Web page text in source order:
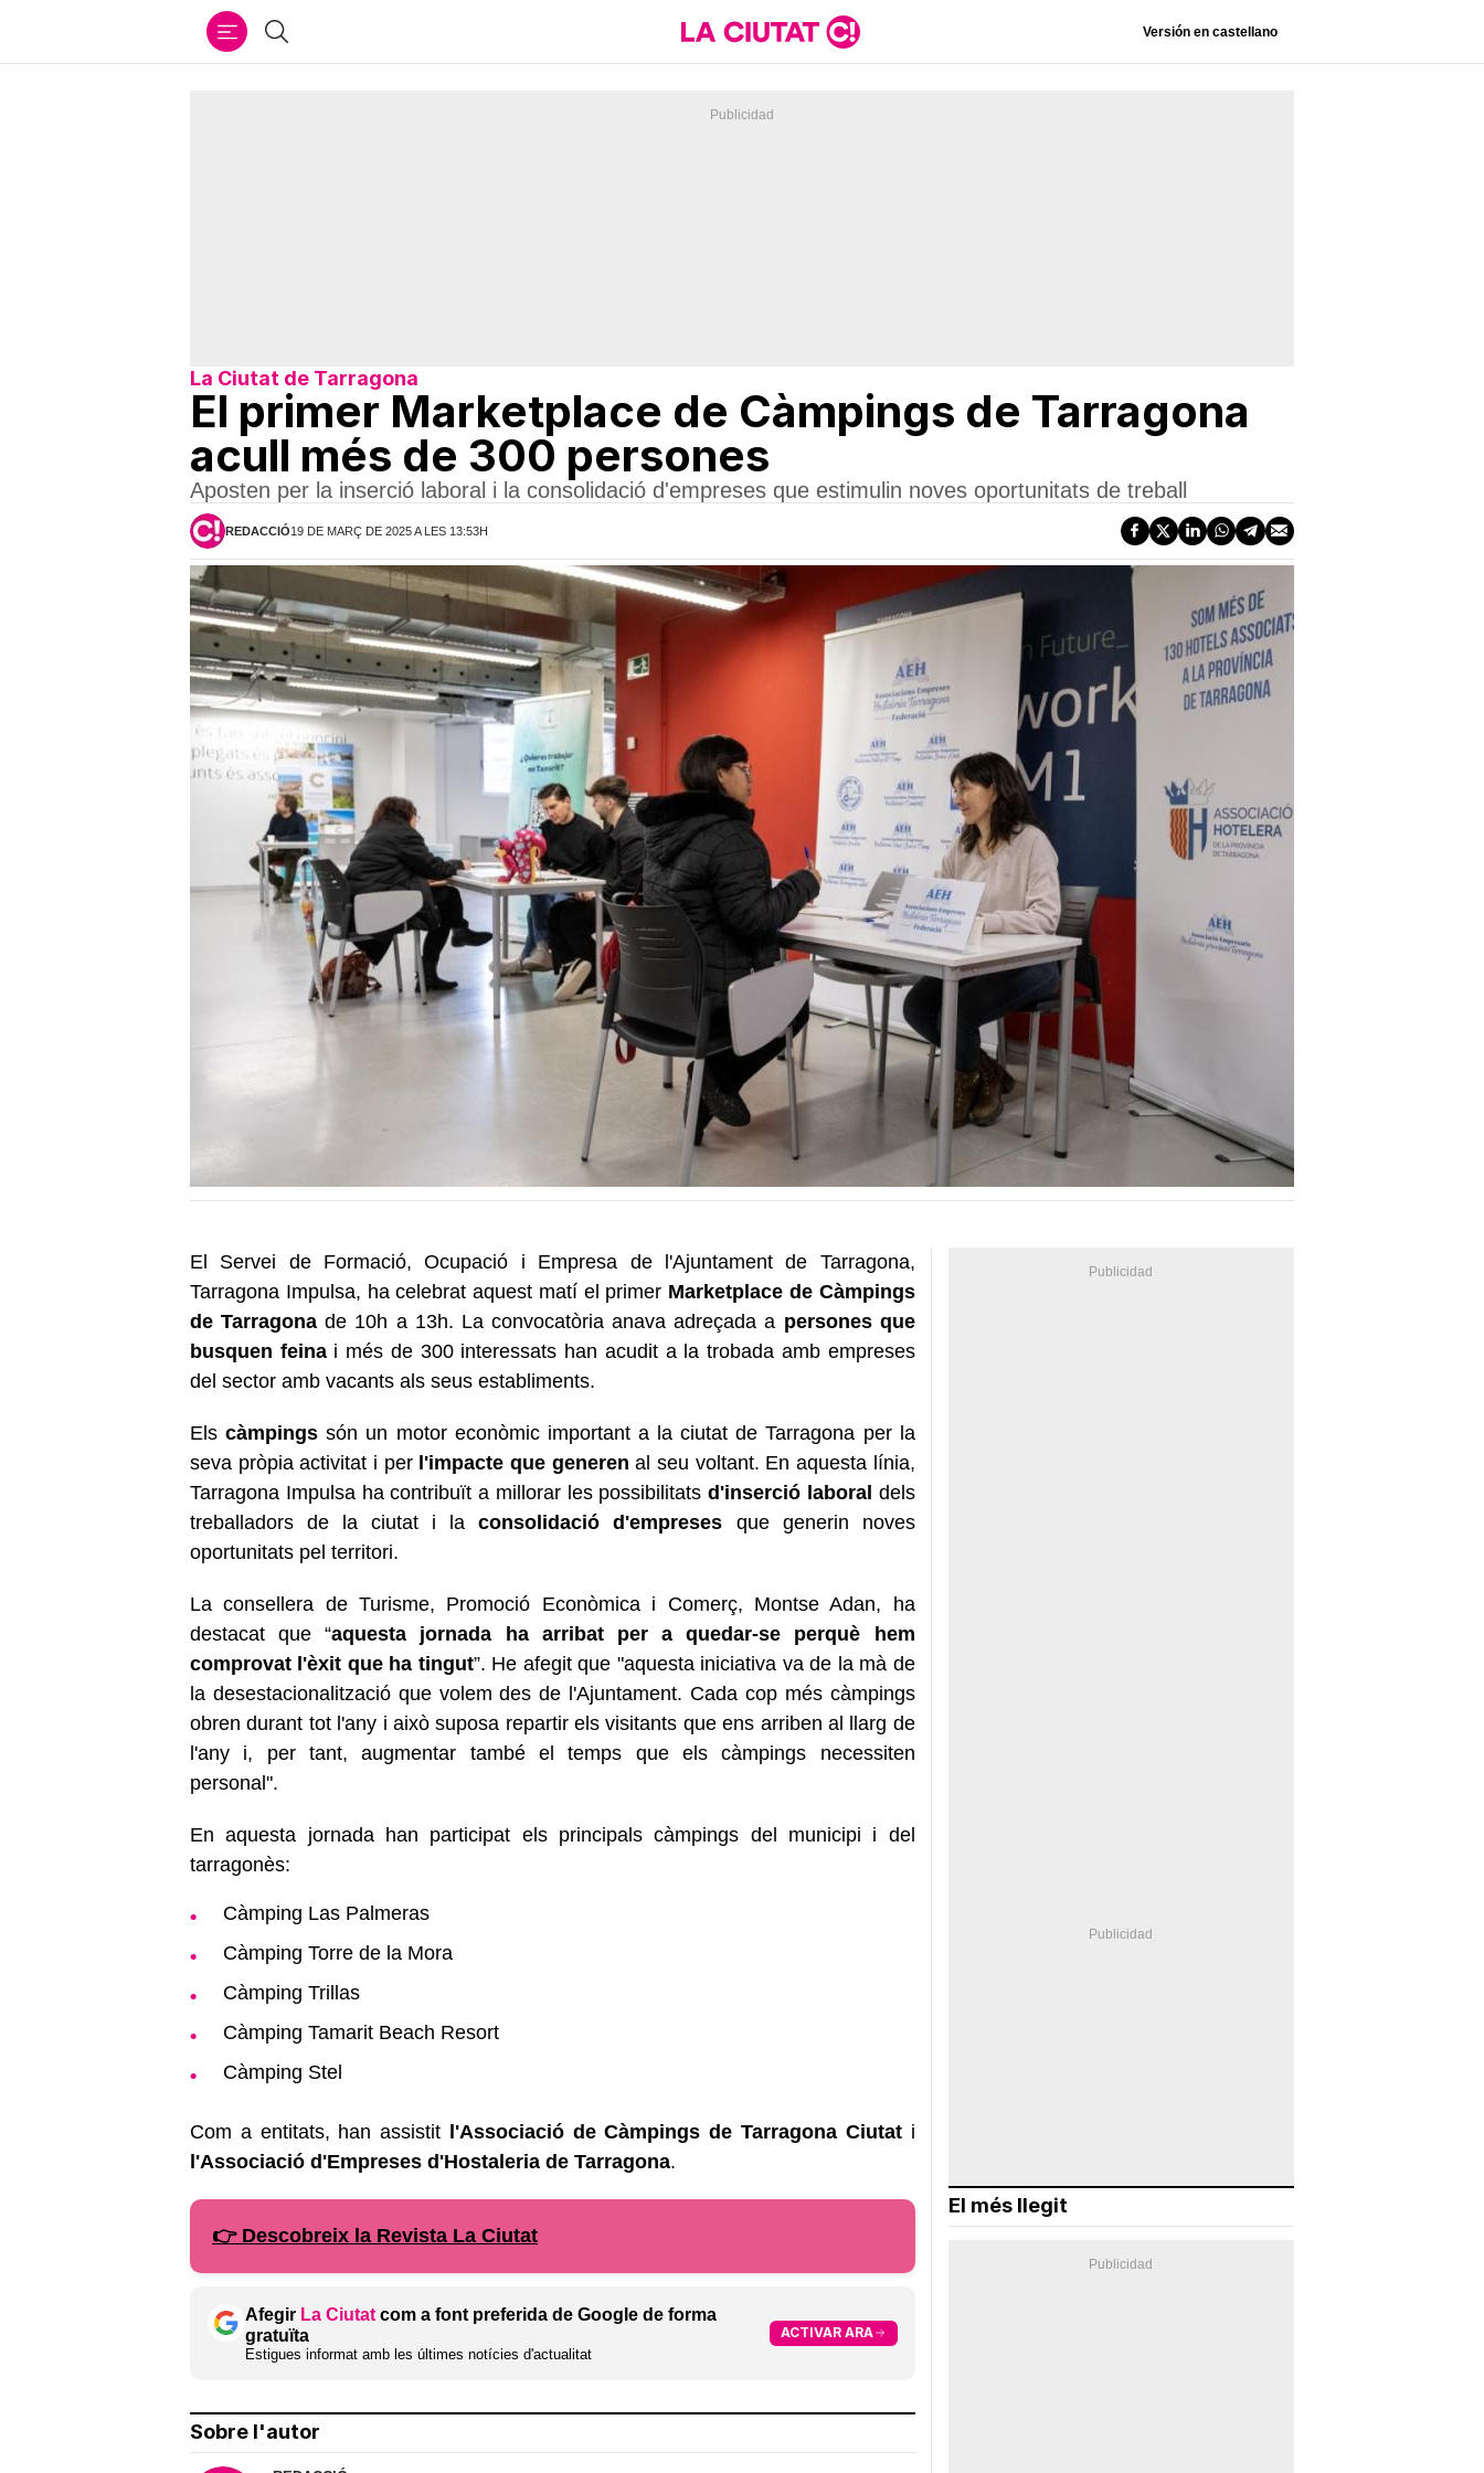
Cercar Versión en castellano
La Ciutat de Tarragona
El primer Marketplace de Càmpings de Tarragona
acull més de 300 persones
Aposten per la inserció laboral i la consolidació d'empreses que estimulin noves oportunitats de treball
REDACCIÓ19 DE MARÇ DE 2025 A LES 13:53H
El Servei de Formació, Ocupació i Empresa de l'Ajuntament de Tarragona,
Tarragona Impulsa, ha celebrat aquest matí el primer Marketplace de Càmpings
de Tarragona de 10h a 13h. La convocatòria anava adreçada a persones que
busquen feinai més de 300 interessats han acudit a la trobada amb empreses
del sector amb vacants als seus establiments.
Elscàmpings són un motor econòmic important a la ciutat de Tarragona per la
seva pròpia activitat i perl'impacte que generen al seu voltant. En aquesta línia,
Tarragona Impulsa ha contribuït a millorar les possibilitatsd'inserció laboral dels
treballadors de la ciutat i la consolidació d'empreses que generin noves
oportunitats pel territori.
La consellera de Turisme, Promoció Econòmica i Comerç, Montse Adan, ha
destacat que “aquesta jornada ha arribat per a quedar-se perquè hem
comprovat l'èxit que ha tingut”. He afegit que "aquesta iniciativa va de la mà de
la desestacionalització que volem des de l'Ajuntament. Cada cop més càmpings
obren durant tot l'any i això suposa repartir els visitants que ens arriben al llarg de
l'any i, per tant, augmentar també el temps que els càmpings necessiten
personal".
En aquesta jornada han participat els principals càmpings del municipi i del
tarragonès:
Càmping Las Palmeras
Càmping Torre de la Mora
Càmping Trillas
Càmping Tamarit Beach Resort
Càmping Stel
Com a entitats, han assistit l'Associació de Càmpings de Tarragona Ciutati
l'Associació d'Empreses d'Hostaleria de Tarragona.
👉 Descobreix la Revista La Ciutat
Afegir La Ciutat com a font preferida de Google de forma
gratuïta
Estigues informat amb les últimes notícies d'actualitat
ACTIVAR ARA
Sobre l'autor
El més llegit